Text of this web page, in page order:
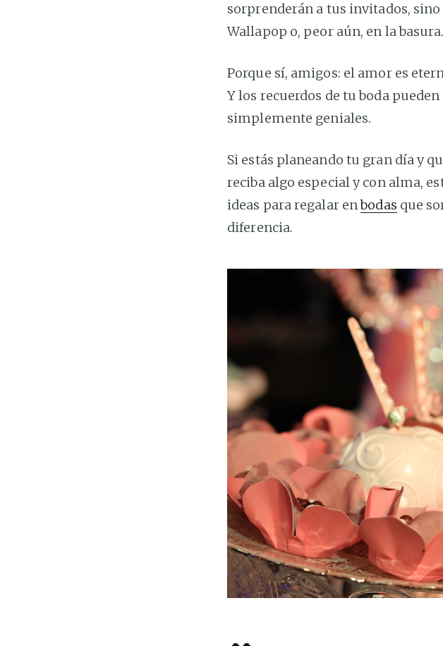
sorprenderán a tus invitados,
Wallapop o, peor aún, en la basura.
Porque sí, amigos: el amor es
Y los recuerdos de tu boda
simplemente geniales.
Si estás planeando tu gran día y
reciba algo especial y con alma,
ideas para regalar enbodas que
diferencia.